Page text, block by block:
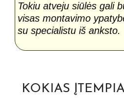
Tokiu atveju siūlės gali
visas montavimo
su specialistu iš anksto.
KOKIAS